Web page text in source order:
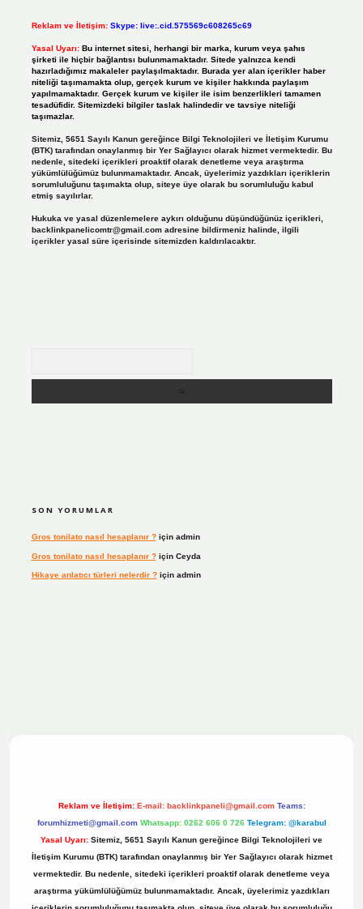
Reklam ve İletişim: Skype: live:.cid.575569c608265c69
Yasal Uyarı: Bu internet sitesi, herhangi bir marka, kurum veya şahıs
şirketi ile hiçbir bağlantısı bulunmamaktadır. Sitede yalnızca kendi
hazırladığımız makaleler paylaşılmaktadır. Burada yer alan içerikler haber
niteliği taşımamakta olup, gerçek kurum ve kişiler hakkında paylaşım
yapılmamaktadır. Gerçek kurum ve kişiler ile isim benzerlikleri tamamen
tesadüfidir. Sitemizdeki bilgiler taslak halindedir ve tavsiye niteliği
taşımazlar.
Sitemiz, 5651 Sayılı Kanun gereğince Bilgi Teknolojileri ve İletişim Kurumu
(BTK) tarafından onaylanmış bir Yer Sağlayıcı olarak hizmet vermektedir. Bu
nedenle, sitedeki içerikleri proaktif olarak denetleme veya araştırma
yükümlülüğümüz bulunmamaktadır. Ancak, üyelerimiz yazdıkları içeriklerin
sorumluluğunu taşımakta olup, siteye üye olarak bu sorumluluğu kabul
etmiş sayılırlar.
Hukuka ve yasal düzenlemelere aykırı olduğunu düşündüğünüz içerikleri,
backlinkpanelicomtr@gmail.comadresine bildirmeniz halinde, ilgili
içerikler yasal süre içerisinde sitemizden kaldırılacaktır.
SON YORUMLAR
Gros tonilato nasıl hesaplanır ?için admin
Gros tonilato nasıl hesaplanır ?için Ceyda
Hikaye anlatıcı türleri nelerdir ?için admin
Reklam ve İletişim: E-mail: backlinkpaneli@gmail.com Teams:
forumhizmeti@gmail.com Whatsapp: 0262 606 0 726 Telegram: @karabul
Yasal Uyarı: Sitemiz, 5651 Sayılı Kanun gereğince Bilgi Teknolojileri ve
İletişim Kurumu (BTK) tarafından onaylanmış bir Yer Sağlayıcı olarak hizmet
vermektedir. Bu nedenle, sitedeki içerikleri proaktif olarak denetleme veya
araştırma yükümlülüğümüz bulunmamaktadır. Ancak, üyelerimiz yazdıkları